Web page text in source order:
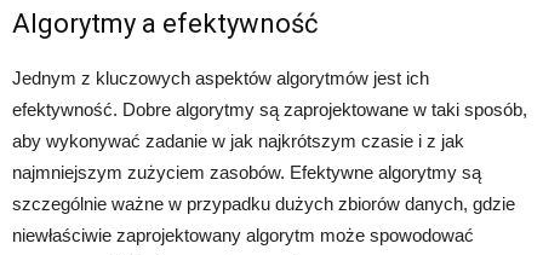
Algorytmy a efektywność
Jednym z kluczowych aspektów algorytmów jest ich
efektywność. Dobre algorytmy są zaprojektowane w taki sposób,
aby wykonywać zadanie w jak najkrótszym czasie i z jak
najmniejszym zużyciem zasobów. Efektywne algorytmy są
szczególnie ważne w przypadku dużych zbiorów danych, gdzie
niewłaściwie zaprojektowany algorytm może spowodować